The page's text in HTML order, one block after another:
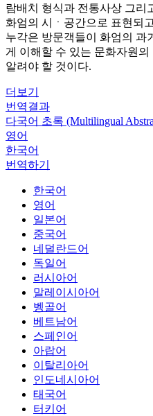
람배치 형식과 전통사상 그리
화엄의 시ㆍ공간으로 표현되
누각은 방문객들이 화엄의 과
게 이해할 수 있는 문화자원
알려야 할 것이다.
더보기
번역결과
다국어 초록 (Multilingual
영어
한국어
번역하기
한국어
영어
일본어
중국어
네덜란드어
독일어
러시아어
말레이시아어
벵골어
베트남어
스페인어
아랍어
이탈리아어
인도네시아어
태국어
터키어